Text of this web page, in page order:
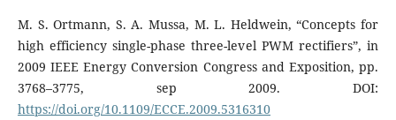
M. S. Ortmann, S. A. Mussa, M. L. Heldwein, “Concepts for
high efficiency single-phase three-level PWM rectifiers”, in
2009 IEEE Energy Conversion Congress and Exposition, pp.
3768–3775, sep 2009. DOI:
https://doi.org/10.1109/ECCE.2009.5316310